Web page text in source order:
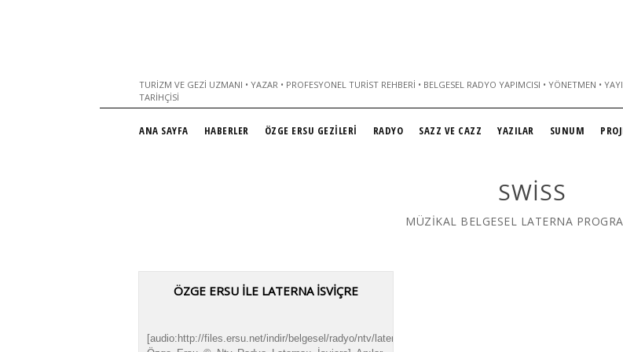
TURIZM VE GEZI UZMANI • YAZAR • PROFESYONEL TURIST REHBERI • BELGESEL RADYO YAPIMCISI • YÖNETMEN •
TARIHÇISI
ANA SAYFA HABERLER ÖZGE ERSU GEZİLERİ RADYO SAZZ VE CAZZ YAZILAR SUNUM
SWISS
MÜZİKAL BELGESEL LATERNA
ÖZGE ERSU İLE LATERNA İSVİÇRE
[audio:http://files.ersu.net/indir/belgesel/radyo/ntv/laterna/isvicre/isvicre.mp3|titles=